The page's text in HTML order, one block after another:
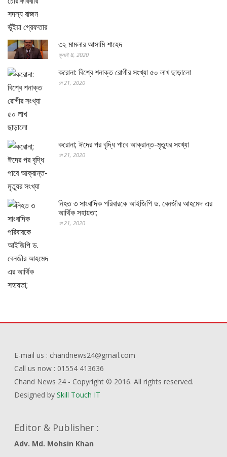
৩২ মামলার আসামি শাহেদ
জুলাই 8, 2020
করোনা: বিশ্বে শনাক্ত রোগীর সংখ্যা ৫০ লাখ ছাড়ালো
মে 21, 2020
করোনা; ঈদের পর বৃদ্ধি পাবে আক্রান্ত-মৃত্যুর সংখ্যা
মে 21, 2020
নিহত ৩ সাংবাদিক পরিবারকে আইজিপি ড. বেনজীর আহমেদ এর
আর্থিক সহায়তা;
মে 21, 2020
E-mail us : chandnews24@gmail.com
Call us now : 01554 413636
Chand News 24 - Copyright © 2016. All rights reserved.
Designed bySkill Touch IT
Editor & Publisher :
Adv. Md. Mohsin Khan